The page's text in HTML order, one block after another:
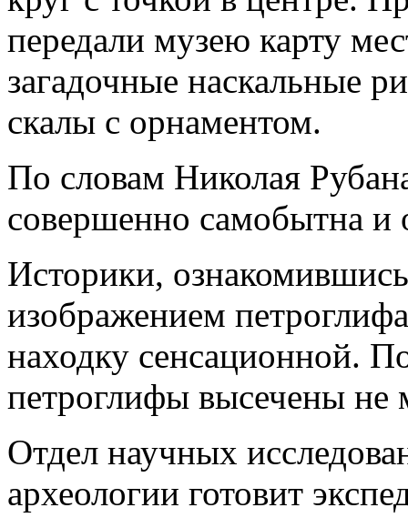
передали музею карту
загадочные наскальные
скалы с орнаментом.
По словам Николая
совершенно самобытна и
Историки,
изображением
находку сенсационной.
петроглифы высечены не
Отдел научных
археологии готовит